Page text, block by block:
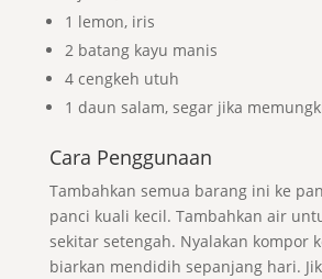
1 lemon, iris
2 batang kayu manis
4 cengkeh utuh
1 daun salam, segar jika
Cara Penggunaan
Tambahkan semua barang ini ke
panci kuali kecil. Tambahkan air
sekitar setengah. Nyalakan kompor
biarkan mendidih sepanjang hari.